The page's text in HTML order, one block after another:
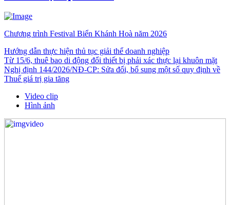
Chương trình Festival Biển Khánh Hoà năm 2026
Hướng dẫn thực hiện thủ tục giải thể doanh nghiệp
Từ 15/6, thuê bao di động đổi thiết bị phải xác thực lại khuôn mặt
Nghị định 144/2026/NĐ-CP: Sửa đổi, bổ sung một số quy định về
Thuế giá trị gia tăng
Video clip
Hình ảnh